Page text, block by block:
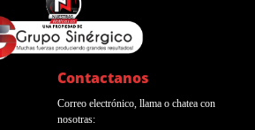
Contactanos
Correo electrónico, llama o chatea con
nosotras: